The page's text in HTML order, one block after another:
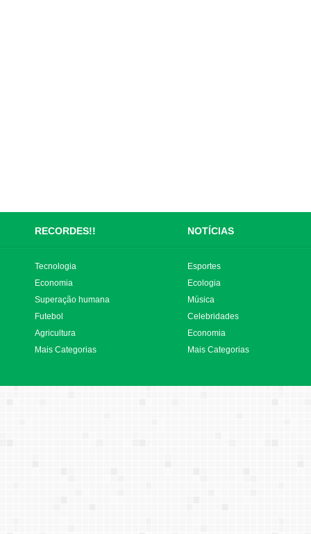
RECORDES!! NOTÍCIAS
Tecnologia
Economia
Superação humana
Futebol
Agricultura
Mais Categorias
Esportes
Ecologia
Música
Celebridades
Economia
Mais Categorias